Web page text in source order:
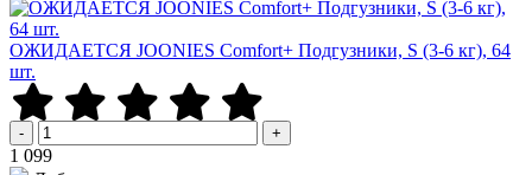
ОЖИДАЕТСЯ JOONIES Comfort+ Подгузники, S (3-6 кг), 64
шт.
- +
1 099Р